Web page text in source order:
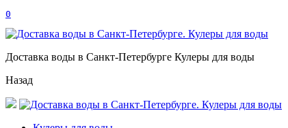
0
Доставка воды в Санкт-Петербурге Кулеры для воды
Назад